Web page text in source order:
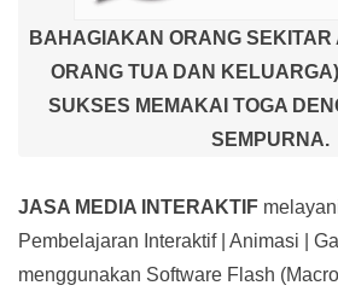
BAHAGIAKAN ORANG SEKITAR
ORANG TUA DAN
SUKSES MEMAKAI TOGA
SEMPURNA.
JASA MEDIA INTERAKTIF
Pembelajaran Interaktif| Animasi |
menggunakan Software Flash